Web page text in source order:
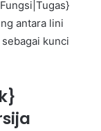
antara lini
kunci